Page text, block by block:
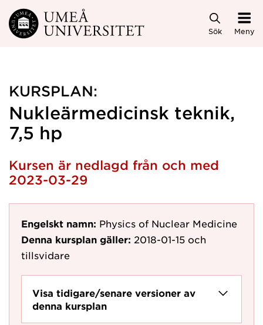
Hoppa direkt till innehållet
Sök Meny
KURSPLAN:
Nukleärmedicinsk teknik,
7,5 hp
Kursen är nedlagd från och med
2023-03-29
Engelskt namn: Physics of Nuclear Medicine
Denna kursplan gäller: 2018-01-15 och
tillsvidare
Visa tidigare/senare versioner av
denna kursplan